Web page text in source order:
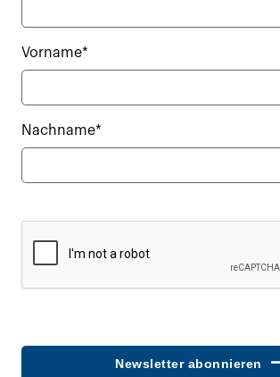
Vorname*
Nachname*
Newsletter abonnieren